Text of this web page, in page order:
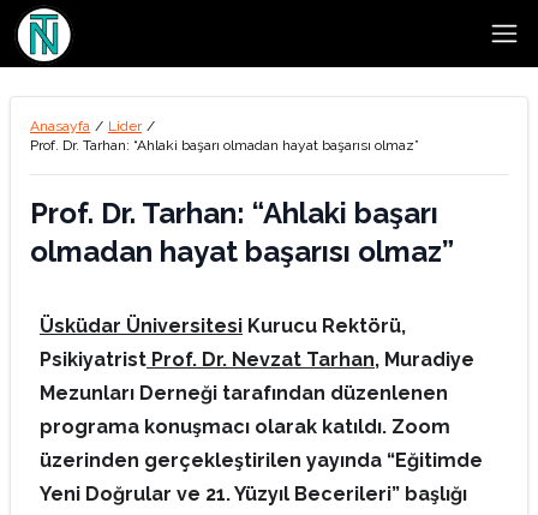
Anasayfa / Lider /
Prof. Dr. Tarhan: “Ahlaki başarı olmadan hayat başarısı olmaz”
Prof. Dr. Tarhan: “Ahlaki başarı
olmadan hayat başarısı olmaz”
Üsküdar Üniversitesi Kurucu Rektörü,
Psikiyatrist Prof. Dr. Nevzat Tarhan, Muradiye
Mezunları Derneği tarafından düzenlenen
programa konuşmacı olarak katıldı. Zoom
üzerinden gerçekleştirilen yayında “Eğitimde
Yeni Doğrular ve 21. Yüzyıl Becerileri” başlığı